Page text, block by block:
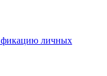
личных